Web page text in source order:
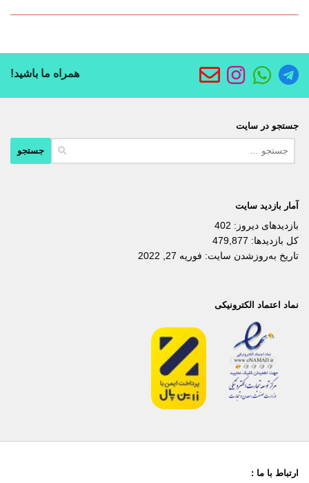
همراه ما باشید!
جستجو در سایت
آمار بازدید سایت
بازدیدهای دیروز: 402
کل بازدیدها: 479,877
تاریخ به‌روزشدن سایت: فوریه 27, 2022
نماد اعتماد الکترونیکی
ارتباط با ما :